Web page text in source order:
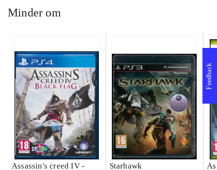
Minder om
Assassin's creed IV -
Starhawk
Feedback